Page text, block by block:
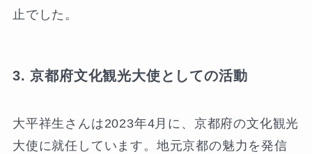
止でした。
3. 京都府文化観光大使としての活動
大平祥生さんは2023年4月に、京都府の文化観光
大使に就任しています。地元京都の魅力を発信